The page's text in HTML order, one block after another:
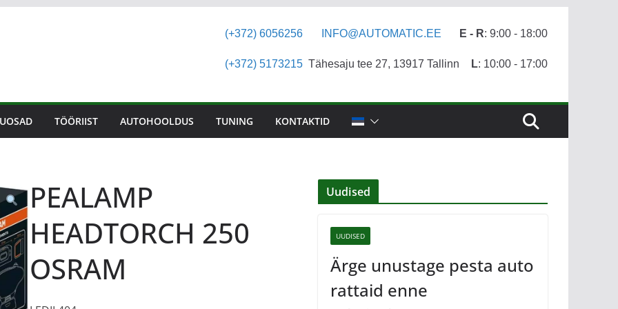
(+372) 6056256
(+372) 5173215
INFO@AUTOMATIC.EE
Tähesaju tee 27, 13917 Tallinn
E - R: 9:00 - 18:00
L: 10:00 - 17:00
TÖÖRIIST AUTOHOOLDUS TUNING KONTAKTID
PEALAMP
HEADTORCH 250
OSRAM
Uudised
UUDISED
Ärge unustage pesta auto
rattaid enne